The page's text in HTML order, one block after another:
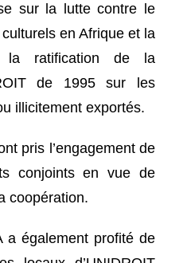
sur la lutte contre le
en Afrique et la
la ratification de la
de 1995 sur les
illicitement exportés.
pris l’engagement de
conjoints en vue de
coopération.
a également profité de